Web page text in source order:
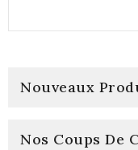
Nouveaux
Nos Coups De